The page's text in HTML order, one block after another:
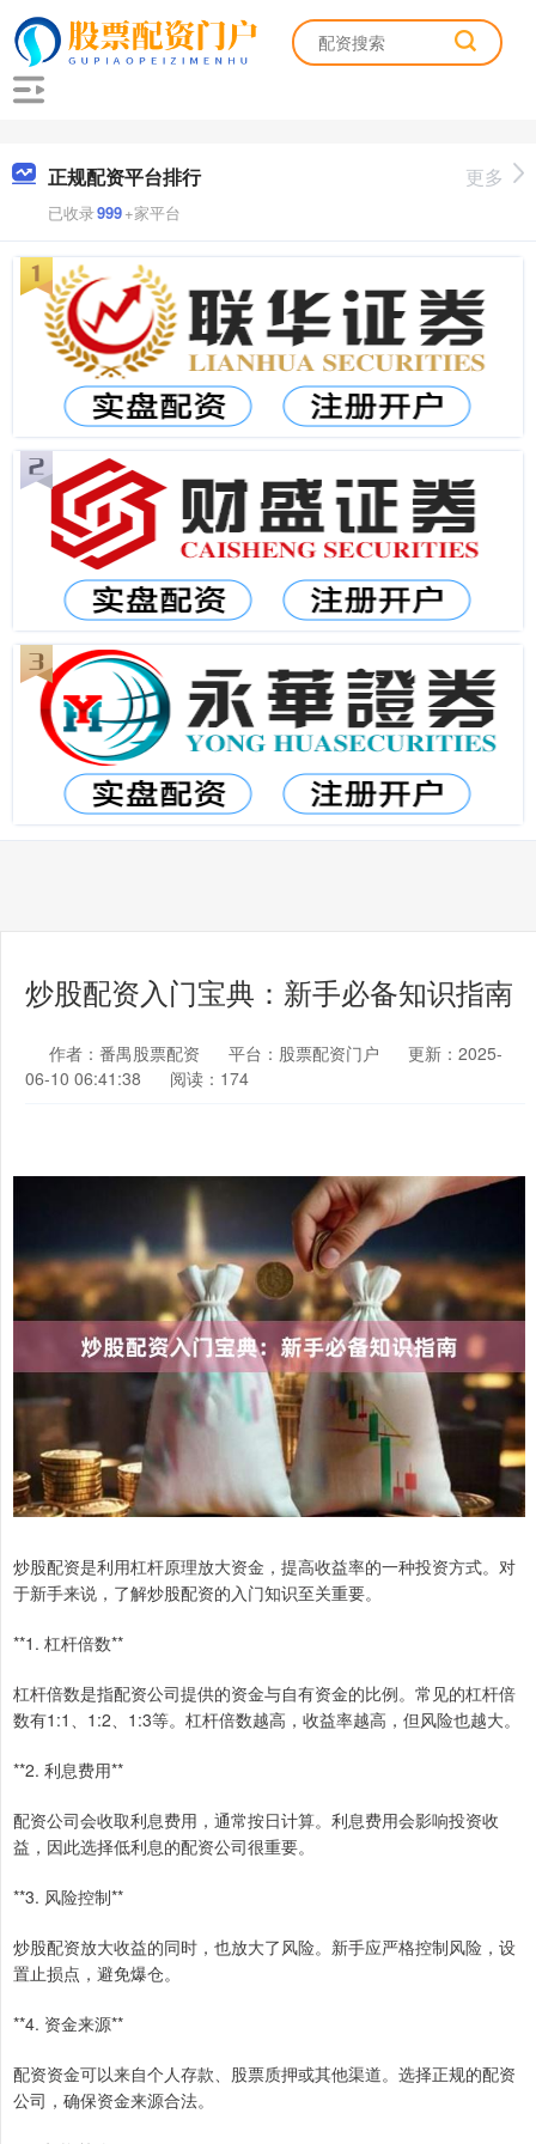
正规配资平台排行
已收录999+家平台
更多
炒股配资入门宝典：新手必备知识指南
作者：番禺股票配资 平台：股票配资门户
更新：2025-
06-10 06:41:38
阅读：174
炒股配资是利用杠杆原理放大资金，提高收益率的一种投资方式。对
于新手来说，了解炒股配资的入门知识至关重要。
**1. 杠杆倍数**
杠杆倍数是指配资公司提供的资金与自有资金的比例。常见的杠杆倍
数有1:1、1:2、1:3等。杠杆倍数越高，收益率越高，但风险也越大。
**2. 利息费用**
配资公司会收取利息费用，通常按日计算。利息费用会影响投资收
益，因此选择低利息的配资公司很重要。
**3. 风险控制**
炒股配资放大收益的同时，也放大了风险。新手应严格控制风险，设
置止损点，避免爆仓。
**4. 资金来源**
配资资金可以来自个人存款、股票质押或其他渠道。选择正规的配资
公司，确保资金来源合法。